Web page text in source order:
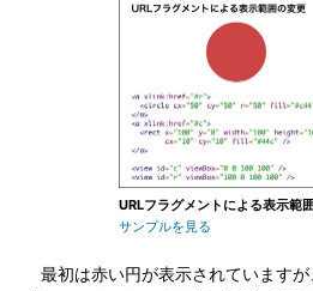
URLフラグメントによる表示範
サンプルを見る
最初は赤い円が表示されていますが